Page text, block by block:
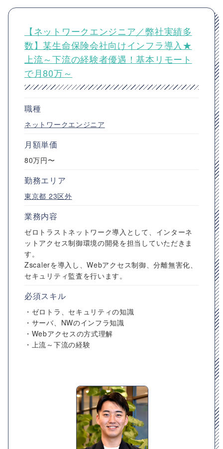
【ネットワークエンジニア／弊社実績多
数】某生命保険会社向けインフラ導入★
上流～下流の経験者優遇！基本リモート
で月80万～
職種
ネットワークエンジニア
月額単価
80万円〜
勤務エリア
東京都 23区外
業務内容
ゼロトラストネットワーク導入として、インターネ
ットアクセス制御環境の開発を担当していただきま
す。
Zscalerを導入し、Webアクセス制御、分離無害化、
セキュリティ監査を行います。
必須スキル
・ゼロトラ、セキュリティの知識
・サーバ、NWのインフラ知識
・Webアクセスの方式理解
・上流～下流の経験